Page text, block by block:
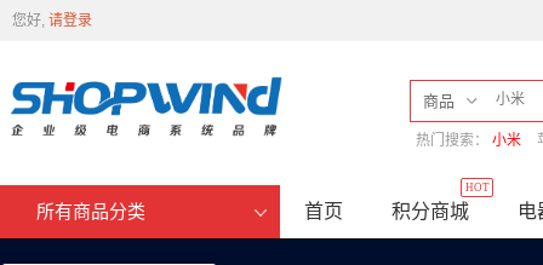
您好, 请登录
商品
热门搜索： 小米
所有商品分类 首页 积分商城
HOT
电